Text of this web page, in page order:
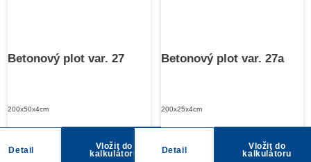
Betonový plot var. 27
200x50x4cm
Detail
Vložit do
kalkulátoru
Betonový plot var. 27a
200x25x4cm
Detail
Vložit do
kalkulátoru